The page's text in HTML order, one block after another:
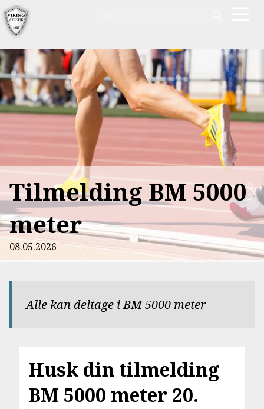
Tilmelding BM 5000
meter
08.05.2026
Alle kan deltage i BM 5000 meter
Husk din tilmelding
BM 5000 meter 20.